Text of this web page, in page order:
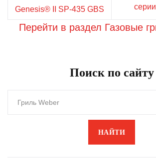
Genesis® II SP-435 GBS
Перейти в раздел Газовые
Поиск по сайту
НАЙТИ